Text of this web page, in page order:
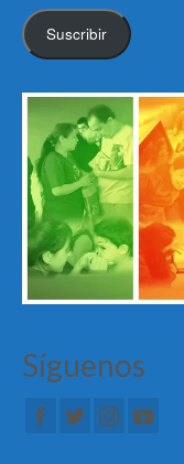
Suscribir
Síguenos